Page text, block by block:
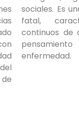
sociales. Es
fatal,
continuos de
enfermedad.